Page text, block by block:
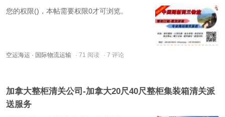
您的权限()，本帖需要权限0才可浏览。
空运海运 · 国际物流运输 · 71 阅读 · 7 评论
加拿大整柜清关公司-加拿大20尺40尺整柜集装箱清关派
送服务